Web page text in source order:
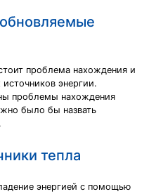
проблема нахождения и
энергии.
проблемы нахождения
было бы назвать
тепла
энергией с помощью